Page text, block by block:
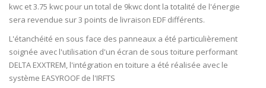
kwc et 3.75 kwc pour un total de 9kwc dont la totalité de l'énergie
sera revendue sur 3 points de livraison EDF différents.
L'étanchéité en sous face des panneaux a été particulièrement
soignée avec l'utilisation d'un écran de sous toiture performant
DELTA EXXTREM, l'intégration en toiture a été réalisée avec le
système EASYROOF de l'IRFTS